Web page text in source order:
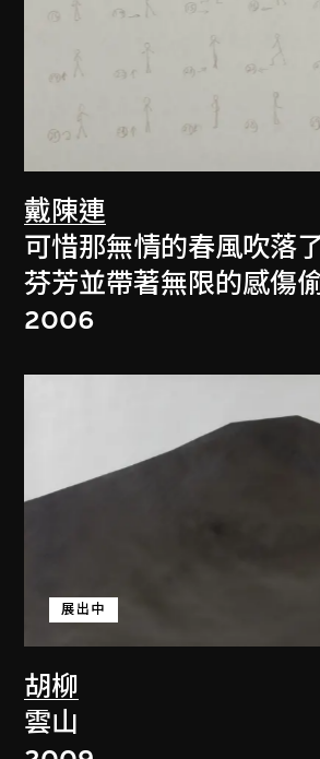
戴陳連
可惜那無情的春風吹落
芬芳並帶著無限的感傷
2006
胡柳
展出中
雲山